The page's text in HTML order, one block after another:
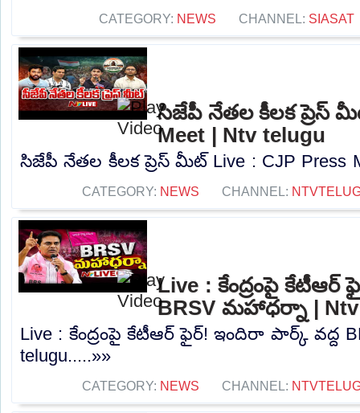
CATEGORY: NEWS CHANNEL: SIASAT
సిజేపీ నేతల కీలక ప్రెస్
Meet | Ntv telugu
సిజేపీ నేతల కీలక ప్రెస్ మీట్ Live : CJP Press
CATEGORY: NEWS CHANNEL:
Live : కేంద్రంపై కేటీఆర్
BRSV మహాధర్నా |
Live : కేంద్రంపై కేటీఆర్ ఫైర్! ఇందిరా పార్క్ వద్ద
telugu.....»»
CATEGORY: NEWS CHANNEL: